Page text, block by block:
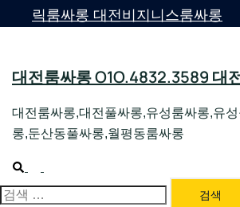
릭룸싸롱 대전비지니스룸싸롱
대전룸싸롱 O1O.4832.3589 대
대전룸싸롱,대전풀싸롱,유성룸싸롱,유
롱,둔산동풀싸롱,월평동룸싸롱
Search
menu
검